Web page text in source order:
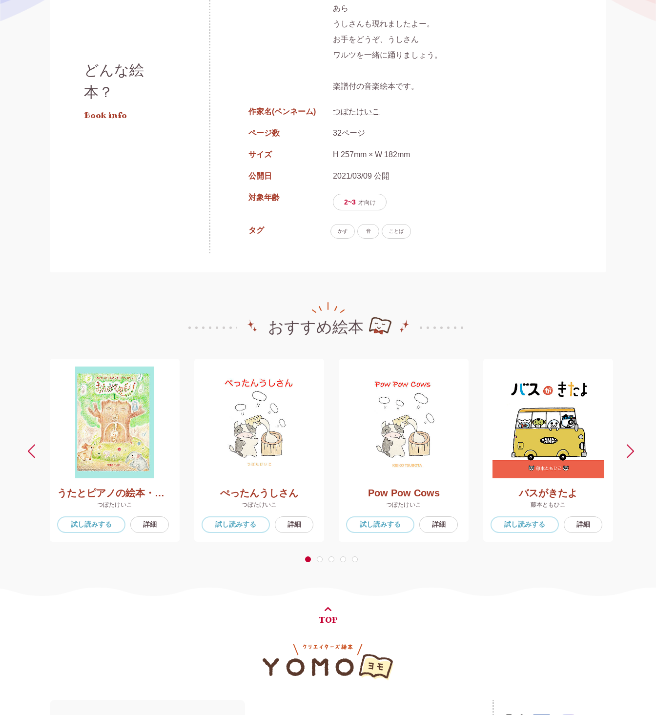
どんな絵
本？
Book info
あら
うしさんも現れましたよー。
お手をどうぞ、うしさん
ワルツを一緒に踊りましょう。
楽譜付の音楽絵本です。
作家名(ペンネーム) つぼたけいこ
ページ数 32ページ
サイズ H 257mm × W 182mm
公開日 2021/03/09 公開
対象年齢
2~3 才向け
タグ かず 音 ことば
おすすめ絵本
うたとピアノの絵本・おんがくのもり１
つぼたけいこ
試し読みする 詳細
ぺったんうしさん
つぼたけいこ
試し読みする 詳細
Pow Pow Cows
つぼたけいこ
試し読みする 詳細
バスがきたよ
藤本ともひこ
試し読みする 詳細
1 2 3 4 5
TOP